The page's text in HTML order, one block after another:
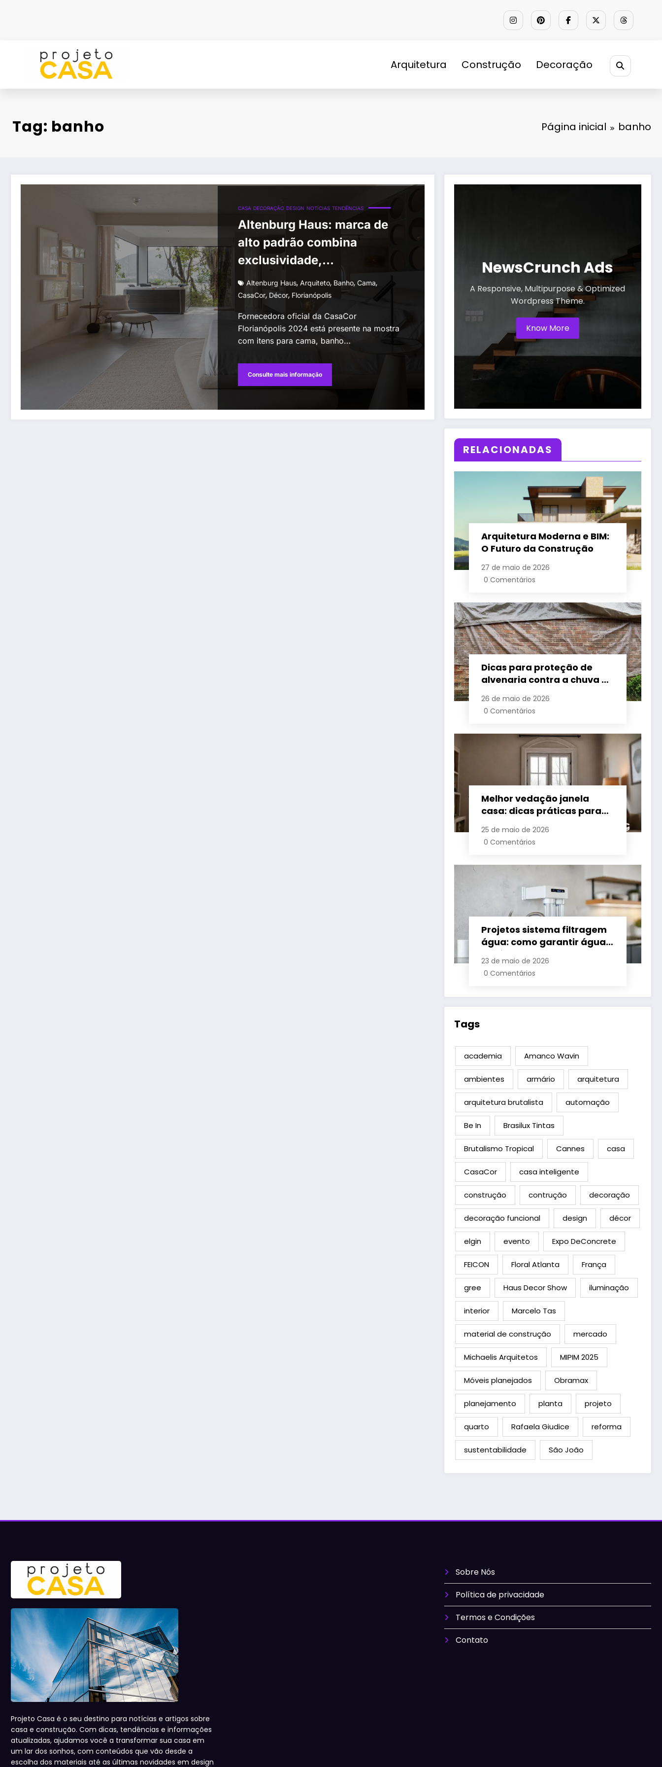
Arquitetura Construção Decoração
Tag: banho Página inicial banho
CASA DECORAÇÃO DESIGN NOTÍCIAS TENDÊNCIAS
Altenburg Haus: marca de
alto padrão combina
exclusividade,
sustentabilidade e estilo em
produtos nobres
Altenburg Haus, Arquiteto, Banho, Cama,
CasaCor, Décor, Florianópolis
Fornecedora oficial da CasaCor
Florianópolis 2024 está presente na mostra
com itens para cama, banho…
Consulte mais informação
NewsCrunch Ads
A Responsive, Multipurpose & Optimized
Wordpress Theme.
Know More
RELACIONADAS
Arquitetura Moderna e BIM:
O Futuro da Construção
27 de maio de 2026
0 Comentários
Dicas para proteção de
alvenaria contra a chuva e
26 de maio de 2026
0 Comentários
Melhor vedação janela
casa: dicas práticas para
25 de maio de 2026
0 Comentários
Projetos sistema filtragem
água: como garantir água
potável em casa
23 de maio de 2026
0 Comentários
Tags
academia Amanco Wavin
ambientes armário arquitetura
arquitetura brutalista automação
Be In Brasilux Tintas
Brutalismo Tropical Cannes casa
CasaCor casa inteligente
construção contrução decoração
decoração funcional design décor
elgin evento Expo DeConcrete
FEICON Floral Atlanta França
gree Haus Decor Show iluminação
interior Marcelo Tas
material de construção mercado
Michaelis Arquitetos MIPIM 2025
Móveis planejados Obramax
planejamento planta projeto
quarto Rafaela Giudice reforma
sustentabilidade São João
Projeto Casa é o seu destino para notícias e artigos sobre
casa e construção. Com dicas, tendências e informações
atualizadas, ajudamos você a transformar sua casa em
um lar dos sonhos, com conteúdos que vão desde a
escolha dos materiais até as últimas novidades em design
Sobre Nós
Política de privacidade
Termos e Condições
Contato